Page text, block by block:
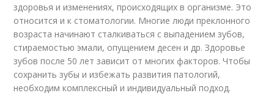
здоровья и изменениях, происходящих в организме. Это
относится и к стоматологии. Многие люди преклонного
возраста начинают сталкиваться с выпадением зубов,
стираемостью эмали, опущением десен и др. Здоровье
зубов после 50 лет зависит от многих факторов. Чтобы
сохранить зубы и избежать развития патологий,
необходим комплексный и индивидуальный подход.